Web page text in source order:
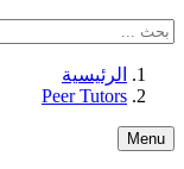
الرئيسية
Peer Tutors
Menu